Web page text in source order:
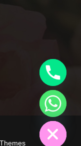
H
i
d
e
c
h
a
y